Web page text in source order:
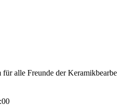
alle Freunde der